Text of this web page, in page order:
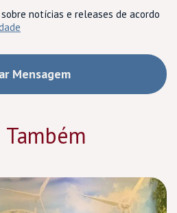
notícias e releases de acordo
Também